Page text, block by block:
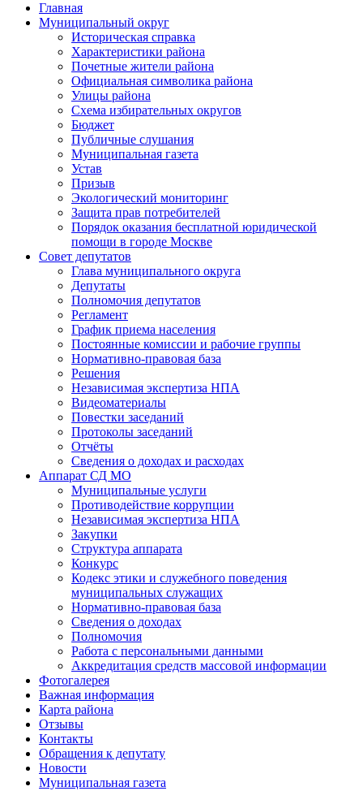
Главная
Муниципальный округ
Историческая справка
Характеристики района
Почетные жители района
Официальная символика района
Улицы района
Схема избирательных округов
Бюджет
Публичные слушания
Муниципальная газета
Устав
Призыв
Экологический мониторинг
Защита прав потребителей
Порядок оказания бесплатной юридической
помощи в городе Москве
Совет депутатов
Глава муниципального округа
Депутаты
Полномочия депутатов
Регламент
График приема населения
Постоянные комиссии и рабочие группы
Нормативно-правовая база
Решения
Независимая экспертиза НПА
Видеоматериалы
Повестки заседаний
Протоколы заседаний
Отчёты
Сведения о доходах и расходах
Аппарат СД МО
Муниципальные услуги
Противодействие коррупции
Независимая экспертиза НПА
Закупки
Структура аппарата
Конкурс
Кодекс этики и служебного поведения
муниципальных служащих
Нормативно-правовая база
Сведения о доходах
Полномочия
Работа с персональными данными
Аккредитация средств массовой информации
Фотогалерея
Важная информация
Карта района
Отзывы
Контакты
Обращения к депутату
Новости
Муниципальная газета